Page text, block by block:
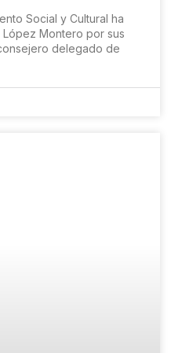
Social y Cultural ha
Montero por sus
delegado de